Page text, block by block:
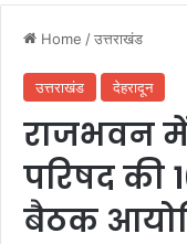
Home /उत्तराखंड
उत्तराखंड देहरादून
राजभवन
परिषद की
बैठक